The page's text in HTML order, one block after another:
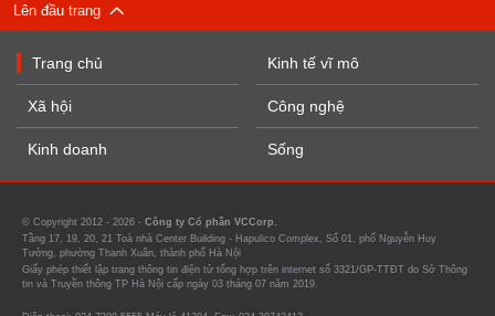
Lên đầu trang
Trang chủ
Xã hội
Kinh doanh
Kinh tế vĩ mô
Công nghệ
Sống
© Copyright 2012 - 2026 - Công ty Cổ phần VCCorp.
Tầng 17, 19, 20, 21 Toà nhà Center Building - Hapulico Complex, Số 01, phố Nguyễn Huy
Tưởng, phường Thanh Xuân, thành phố Hà Nội
Giấy phép thiết lập trang thông tin điện tử tổng hợp trên internet số 3321/GP-TTĐT do Sở Thông
tin và Truyền thông TP Hà Nội cấp ngày 03 tháng 07 năm 2019.